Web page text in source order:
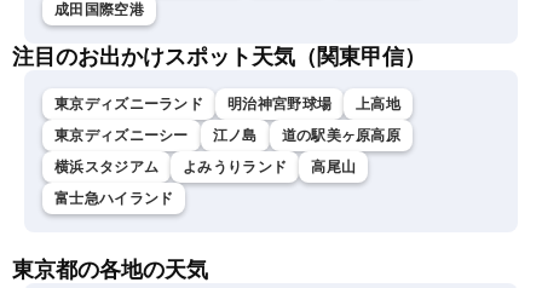
成田国際空港
注目のお出かけスポット天気（関東甲信）
東京ディズニーランド 明治神宮野球場
上高地
東京ディズニーシー
江ノ島
道の駅美ヶ原高原
横浜スタジアム
よみうりランド
高尾山
富士急ハイランド
東京都の各地の天気